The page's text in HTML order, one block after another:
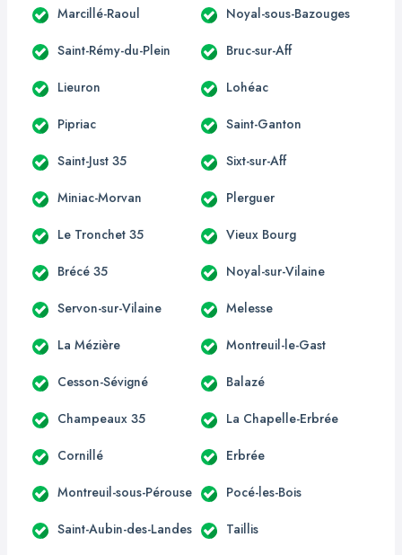
Marcillé-Raoul Noyal-sous-Bazouges
Saint-Rémy-du-Plein Bruc-sur-Aff
Lieuron Lohéac
Pipriac Saint-Ganton
Saint-Just 35 Sixt-sur-Aff
Miniac-Morvan Plerguer
Le Tronchet 35 Vieux Bourg
Brécé 35 Noyal-sur-Vilaine
Servon-sur-Vilaine Melesse
La Mézière Montreuil-le-Gast
Cesson-Sévigné Balazé
Champeaux 35 La Chapelle-Erbrée
Cornillé Erbrée
Montreuil-sous-Pérouse Pocé-les-Bois
Saint-Aubin-des-Landes Taillis